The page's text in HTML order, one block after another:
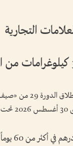
تستعد دبي لاستقبال
جوائز